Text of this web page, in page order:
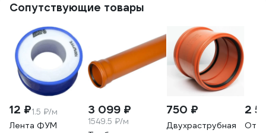
Сопутствующие товары
12 ₽1.5 ₽/м
Лента ФУМ
3 099 ₽
1549.5 ₽/м
750 ₽
Двухраструбная
2